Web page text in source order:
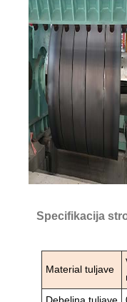
Specifikacija
Material tuljave
Debelina tuljave